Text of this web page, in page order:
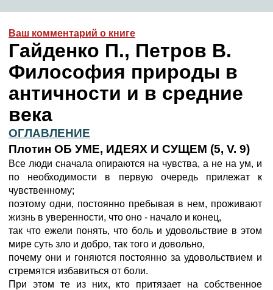
Ваш комментарий о книге
Гайденко П., Петров В.
Философия природы в
античности и в средние
века
ОГЛАВЛЕНИЕ
Плотин ОБ УМЕ, ИДЕЯХ И СУЩЕМ (5, V. 9)
Все люди сначала опираются на чувства, а не на ум, и
по необходимости в первую очередь прилежат к
чувственному;
поэтому одни, постоянно пребывая в нем, проживают
жизнь в уверенности, что оно - начало и конец,
так что ежели понять, что боль и удовольствие в этом
мире суть зло и добро, так того и довольно,
почему они и гоняются постоянно за удовольствием и
стремятся избавиться от боли.
При этом те из них, кто притязает на собственное